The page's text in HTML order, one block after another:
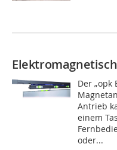
Der „opk
Antrieb
einem
oder...